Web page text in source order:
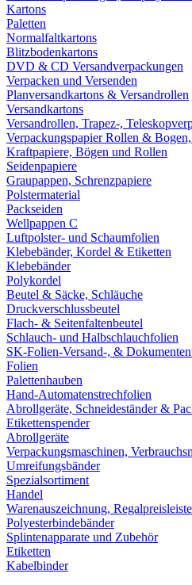
Kartons
Paletten
Normalfaltkartons
Blitzbodenkartons
DVD & CD Versandverpackungen
Verpacken und Versenden
Planversandkartons & Versandrollen
Versandkartons
Versandrollen, Trapez-,
Verpackungspapier Rollen &
Kraftpapiere, Bögen und Rollen
Seidenpapiere
Graupappen, Schrenzpapiere
Polstermaterial
Packseiden
Wellpappen C
Luftpolster- und Schaumfolien
Klebebänder, Kordel & Etiketten
Klebebänder
Polykordel
Beutel & Säcke, Schläuche
Druckverschlussbeutel
Flach- & Seitenfaltenbeutel
Schlauch- und Halbschlauchfolien
SK-Folien-Versand-, &
Folien
Palettenhauben
Hand-Automatenstrechfolien
Abrollgeräte, Schneideständer &
Etikettenspender
Abrollgeräte
Verpackungsmaschinen,
Umreifungsbänder
Spezialsortiment
Handel
Warenauszeichnung,
Polyesterbindebänder
Splintenapparate und Zubehör
Etiketten
Kabelbinder